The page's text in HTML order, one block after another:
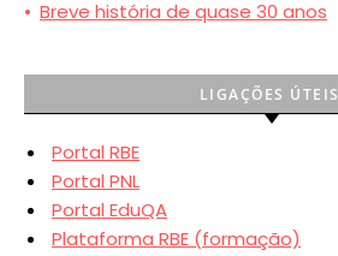
• Breve história de quase 30 anos
LIGAÇÕES ÚTEIS
Portal RBE
Portal PNL
Portal EduQA
Plataforma RBE (formação)